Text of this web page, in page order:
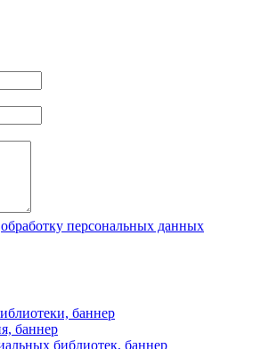
обработку персональных данных